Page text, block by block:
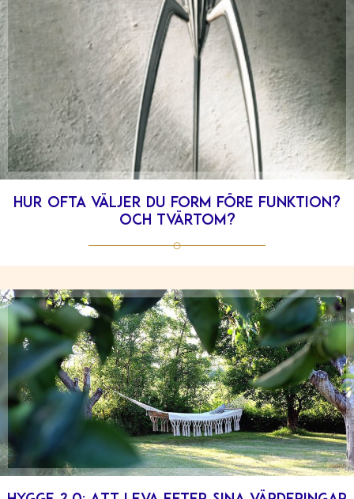
Hur ofta väljer du form före funktion?
Och tvärtom?